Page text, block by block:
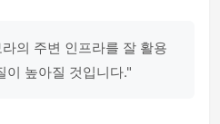
의 주변 인프라를 잘 활용
이 높아질 것입니다."